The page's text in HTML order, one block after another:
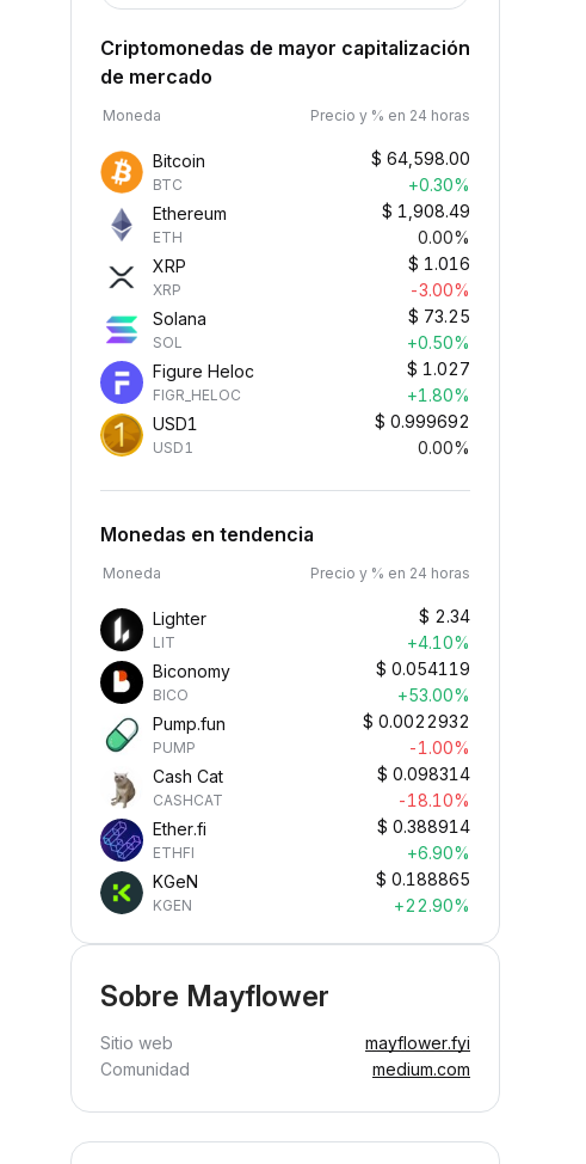
Criptomonedas de mayor capitalización
de mercado
Moneda Precio y % en 24 horas
Bitcoin
BTC
$ 64,598.00
+0.30%
Ethereum
ETH
$ 1,908.49
0.00%
XRP
XRP
$ 1.016
-3.00%
Solana
SOL
$ 73.25
+0.50%
Figure Heloc
FIGR_HELOC
$ 1.027
+1.80%
USD1
USD1
$ 0.999692
0.00%
Monedas en tendencia
Moneda Precio y % en 24 horas
Lighter
LIT
$ 2.34
+4.10%
Biconomy
BICO
$ 0.054119
+53.00%
Pump.fun
PUMP
$ 0.0022932
-1.00%
Cash Cat
CASHCAT
$ 0.098314
-18.10%
Ether.fi
ETHFI
$ 0.388914
+6.90%
KGeN
KGEN
$ 0.188865
+22.90%
Sobre Mayflower
Sitio web
mayflower.fyi
Comunidad
medium.com